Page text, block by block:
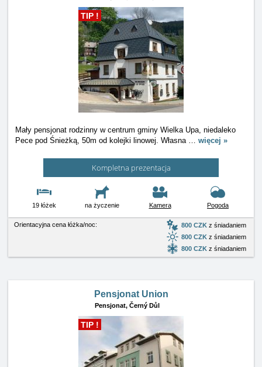
TIP !
Mały pensjonat rodzinny w centrum gminy Wielka Upa, niedaleko
Pece pod Śnieżką, 50m od kolejki linowej. Własna … więcej »
Kompletna prezentacja
19 łóżek na życzenie Kamera Pogoda
Orientacyjna cena łóżka/noc: 800 CZK z śniadaniem
800 CZK z śniadaniem
800 CZK z śniadaniem
Pensjonat Union
Pensjonat, Černý Důl
TIP !